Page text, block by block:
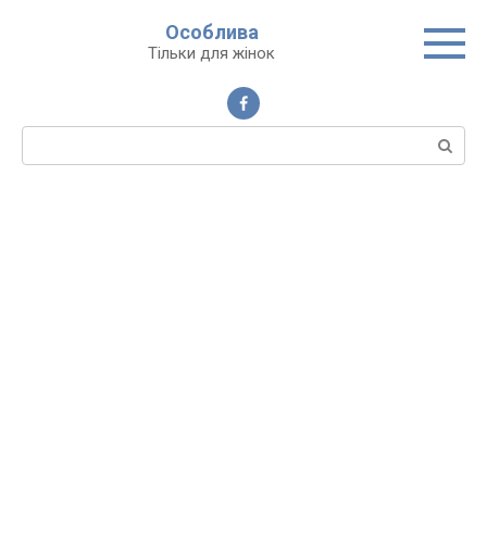
Особлива
Тільки для жінок
Пошук: